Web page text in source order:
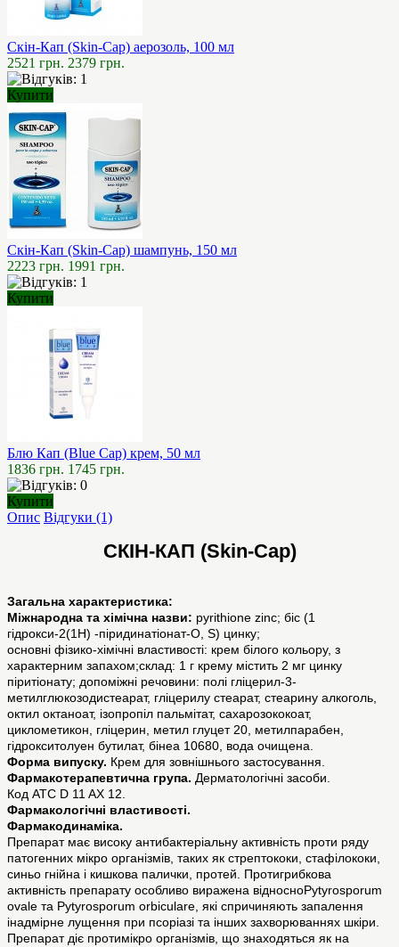
Скін-Кап (Skin-Cap) аерозоль, 100 мл
2521 грн. 2379 грн.
Купити
Скін-Кап (Skin-Cap) шампунь, 150 мл
2223 грн. 1991 грн.
Купити
Блю Кап (Blue Cap) крем, 50 мл
1836 грн. 1745 грн.
Купити
Опис Відгуки (1)
СКІН-КАП (Skin-Cap)
Загальна характеристика:
Міжнародна та хімічна назви: pyrithione zinc; біс (1
гідрокси-2(1Н) -піридинатіонат-О, S) цинку;
основні фізико-хімічні властивості: крем білого кольору, з
характерним запахом;склад: 1 г крему містить 2 мг цинку
піритіонату; допоміжні речовини: полі гліцерил-3-
метилглюкозодистеарат, гліцерилу стеарат, стеарину алкоголь,
октил октаноат, ізопропіл пальмітат, сахарозококоат,
циклометикон, гліцерин, метил глуцет 20, метилпарабен,
гідрокситолуен бутилат, бінеа 10680, вода очищена.
Форма випуску. Крем для зовнішнього застосування.
Фармакотерапевтична група. Дерматологічні засоби.
Код АТС D 11 AX 12.
Фармакологічні властивості.
Фармакодинаміка.
Препарат має високу антибактеріальну активність проти ряду
патогенних мікро організмів, таких як стрептококи, стафілококи,
синьо гнійна і кишкова палички, протей. Протигрибкова
активність препарату особливо виражена відносноPytyrosporum
ovale та Pytyrosporum orbiculare, які спричиняють запалення
інадмірне лущення при псоріазі та інших захворюваннях шкіри.
Препарат діє протимікро організмів, що знаходяться як на